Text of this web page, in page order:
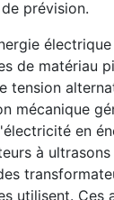
prévision.
de matériau
mécanique
en
à
utilisent. Ces